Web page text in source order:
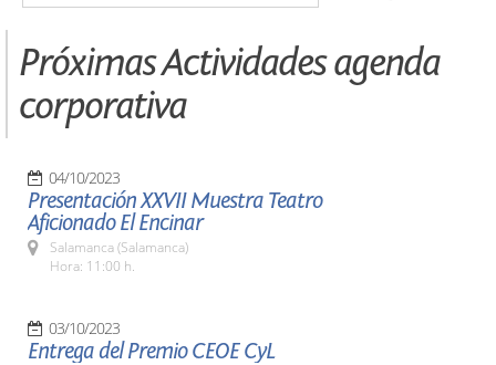
Próximas Actividades agenda
corporativa
04/10/2023
Presentación XXVII Muestra Teatro
Aficionado El Encinar
Salamanca (Salamanca)
Hora: 11:00 h.
03/10/2023
Entrega del Premio CEOE CyL